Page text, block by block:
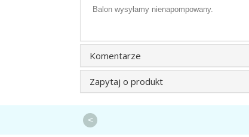
Balon wysyłamy nienapompowany.
Komentarze
Zapytaj o produkt
<